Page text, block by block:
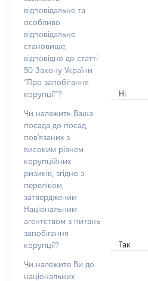
відповідальне та
особливо
відповідальне
становище,
відповідно до статті
50 Закону України
“Про запобігання
корупції”?
Ні
Чи належить Ваша
посада до посад,
пов'язаних з
високим рівнем
корупційних
ризиків, згідно з
переліком,
затвердженим
Національним
агентством з питань
запобігання
корупції?
Так
Чи належите Ви до
національних